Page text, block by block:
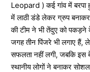
Leopard ) कई गांव में बरपा
में लाठी डंडे लेकर ग्रुप बनाकर
की टीम ने भी तेंदुए को पकड़ने
जगह तीन पिंजरे भी लगाए हैं,
सफलता नहीं लगी, जबकि इस
स्थानीय लोगों ने बनाकर